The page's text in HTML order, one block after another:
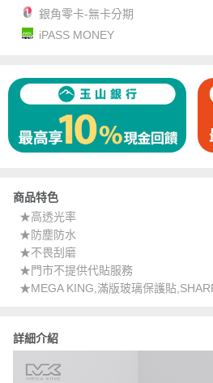
銀角零卡-無卡分期
iPASS MONEY
商品特色
★高透光率
★防塵防水
★不畏刮磨
★門市不提供代貼服務
★MEGA KING,滿版玻璃保護貼
詳細介紹